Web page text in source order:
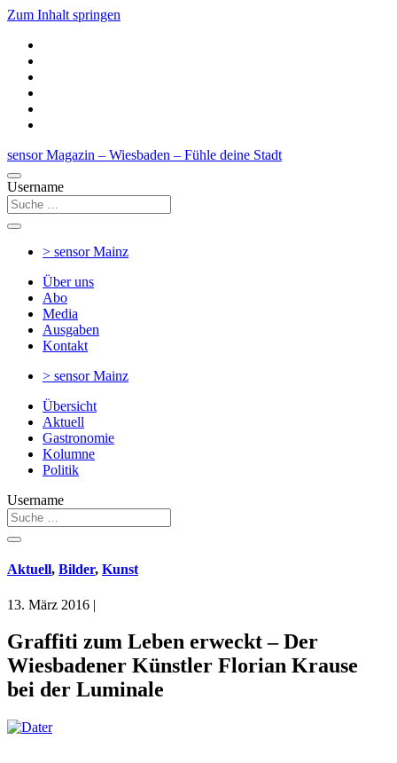
Zum Inhalt springen
sensor Magazin – Wiesbaden – Fühle deine Stadt
Username
> sensorMainz
Über uns
Abo
Media
Ausgaben
Kontakt
> sensorMainz
Übersicht
Aktuell
Gastronomie
Kolumne
Politik
Username
Aktuell, Bilder, Kunst
13. März 2016 |
Graffiti zum Leben erweckt – Der
Wiesbadener Künstler Florian Krause
bei der Luminale